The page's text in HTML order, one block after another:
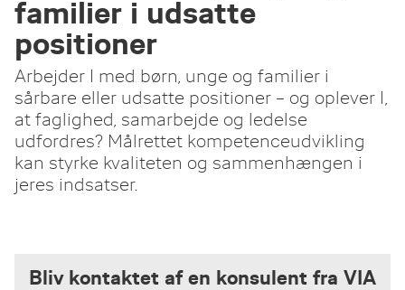
familier i udsatte
positioner
Arbejder I med børn, unge og familier i
sårbare eller udsatte positioner – og oplever I,
at faglighed, samarbejde og ledelse
udfordres? Målrettet kompetenceudvikling
kan styrke kvaliteten og sammenhængen i
jeres indsatser.
Bliv kontaktet af en konsulent fra VIA